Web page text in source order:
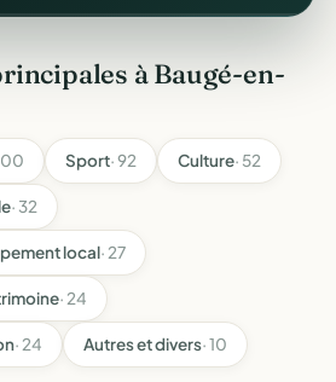
à Baugé-en-
Sport· 92 Culture· 52
· 32
local· 27
· 24
· 24 Autres et divers· 10